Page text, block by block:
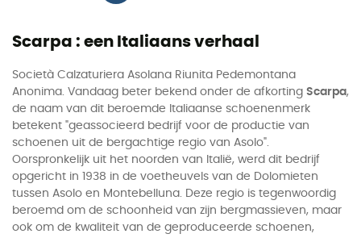
Scarpa : een Italiaans verhaal
Società Calzaturiera Asolana Riunita Pedemontana
Anonima. Vandaag beter bekend onder de afkorting Scarpa,
de naam van dit beroemde Italiaanse schoenenmerk
betekent "geassocieerd bedrijf voor de productie van
schoenen uit de bergachtige regio van Asolo".
Oorspronkelijk uit het noorden van Italië, werd dit bedrijf
opgericht in 1938 in de voetheuvels van de Dolomieten
tussen Asolo en Montebelluna. Deze regio is tegenwoordig
beroemd om de schoonheid van zijn bergmassieven, maar
ook om de kwaliteit van de geproduceerde schoenen,